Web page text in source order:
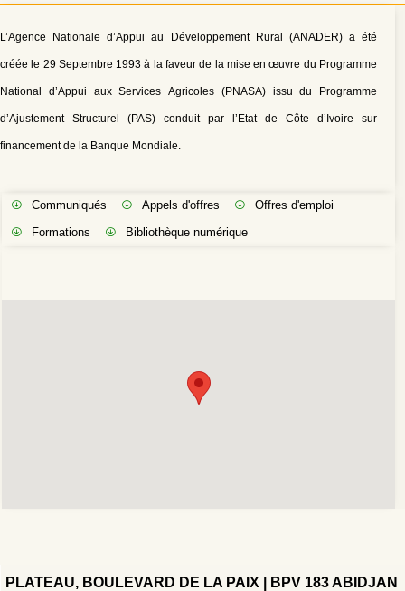
L’Agence Nationale d’Appui au Développement Rural (ANADER) a été
créée le 29 Septembre 1993 à la faveur de la mise en œuvre du Programme
National d’Appui aux Services Agricoles (PNASA) issu du Programme
d’Ajustement Structurel (PAS) conduit par l’Etat de Côte d’Ivoire sur
financement de la Banque Mondiale.
Communiqués Appels d'offres
Offres d'emploi
Formations
Bibliothèque numérique
PLATEAU, BOULEVARD DE LA PAIX | BPV 183 ABIDJAN